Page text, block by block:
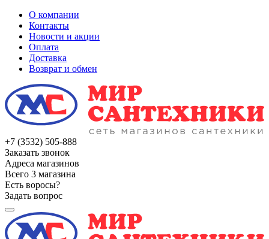
О компании
Контакты
Новости и акции
Оплата
Доставка
Возврат и обмен
+7 (3532) 505-888
Заказать звонок
Адреса магазинов
Всего 3 магазина
Есть воросы?
Задать вопрос